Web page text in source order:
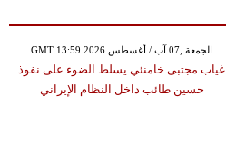
GMT 13:59 2026 الجمعة ,07 آب / أغسطس
غياب مجتبى خامنئي يسلط الضوء على نفوذ
حسين طائب داخل النظام الإيراني